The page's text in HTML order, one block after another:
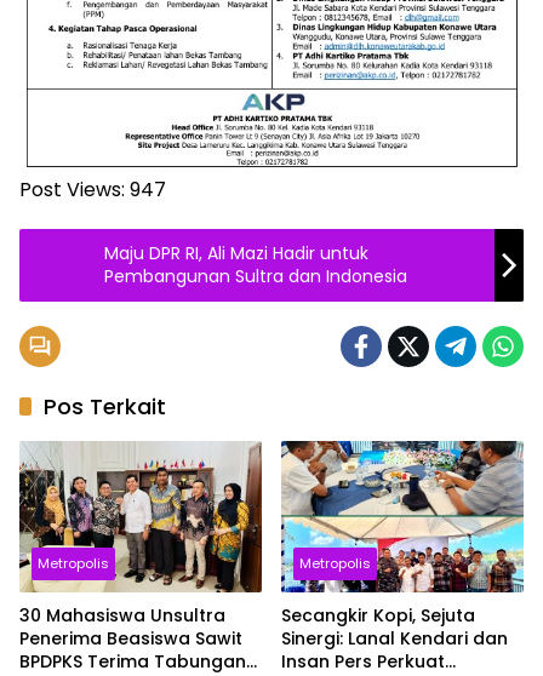
Post Views: 947
Maju DPR RI, Ali Mazi Hadir untuk
Pembangunan Sultra dan Indonesia
Pos Terkait
Metropolis
30 Mahasiswa Unsultra
Penerima Beasiswa Sawit
BPDPKS Terima Tabungan
Metropolis
Secangkir Kopi, Sejuta
Sinergi: Lanal Kendari dan
Insan Pers Perkuat